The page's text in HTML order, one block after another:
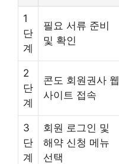
1
단
계
필요 서류 준비
및 확인
2
단
계
콘도 회원권사 웹
사이트 접속
3
단
계
회원 로그인 및
해약 신청 메뉴
선택